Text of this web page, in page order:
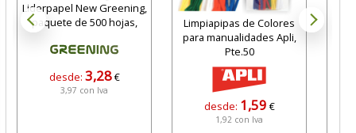
Liderpapel New Greening,
paquete de 500 hojas,
desde: 3,28€
3,97 con Iva
Limpiapipas de Colores
para manualidades Apli,
Pte.50
desde: 1,59 €
1,92 con Iva